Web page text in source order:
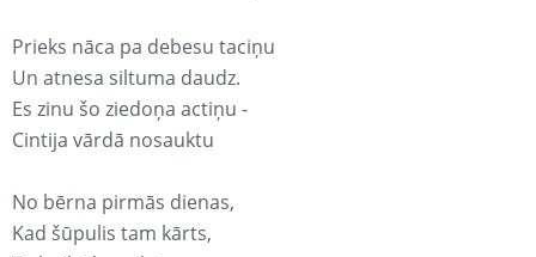
Prieks nāca pa debesu taciņu
Un atnesa siltuma daudz.
Es zinu šo ziedoņa actiņu -
Cintija vārdā nosauktu
No bērna pirmās dienas,
Kad šūpulis tam kārts,